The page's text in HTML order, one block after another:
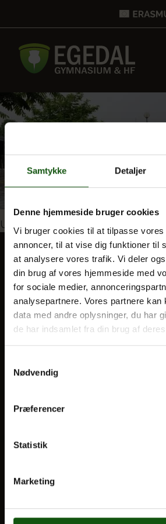
Samtykke Detaljer
Denne hjemmeside bruger cookies
Vi bruger cookies til at tilpasse vores
annoncer, til at vise dig funktioner til
at analysere vores trafik. Vi deler
din brug af vores hjemmeside med
for sociale medier,
analysepartnere. Vores partnere kan
data med andre oplysninger, du har
de har indsamlet fra din brug af
Nødvendig
Præferencer
Statistik
Marketing
Forside
Bliv elev
Vores uddannelser
Om E.G.
Indlægsnavigation
Udgivet i
BLIV ELEV
Til forældre
VORES UDDANNELSER
Alle fag og valgfag